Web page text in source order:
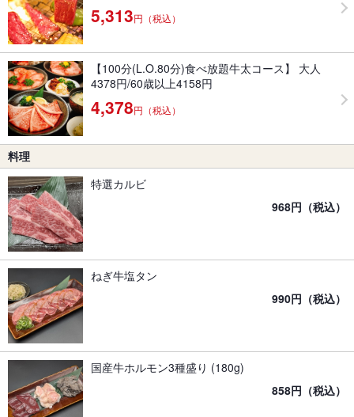
5,313円（税込）
【100分(L.O.80分)食べ放題牛太コース】 大人
4378円/60歳以上4158円
4,378円（税込）
料理
特選カルビ
968円（税込）
ねぎ牛塩タン
990円（税込）
国産牛ホルモン3種盛り (180g)
858円（税込）